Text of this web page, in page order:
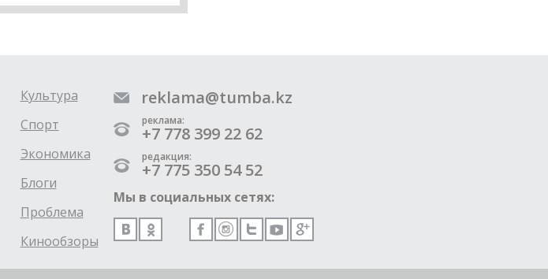
Культура
Спорт
Экономика
Блоги
Проблема
Кинообзоры
reklama@tumba.kz
реклама:
+7 778 399 22 62
редакция:
+7 775 350 54 52
Мы в социальных сетях: